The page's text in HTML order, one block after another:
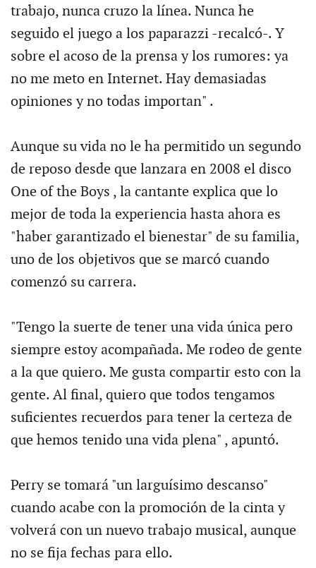
trabajo, nunca cruzo la línea. Nunca he
seguido el juego a los paparazzi -recalcó-. Y
sobre el acoso de la prensa y los rumores: ya
no me meto en Internet. Hay demasiadas
opiniones y no todas importan" .
Aunque su vida no le ha permitido un segundo
de reposo desde que lanzara en 2008 el disco
One of the Boys , la cantante explica que lo
mejor de toda la experiencia hasta ahora es
"haber garantizado el bienestar" de su familia,
uno de los objetivos que se marcó cuando
comenzó su carrera.
"Tengo la suerte de tener una vida única pero
siempre estoy acompañada. Me rodeo de gente
a la que quiero. Me gusta compartir esto con la
gente. Al final, quiero que todos tengamos
suficientes recuerdos para tener la certeza de
que hemos tenido una vida plena" , apuntó.
Perry se tomará "un larguísimo descanso"
cuando acabe con la promoción de la cinta y
volverá con un nuevo trabajo musical, aunque
no se fija fechas para ello.